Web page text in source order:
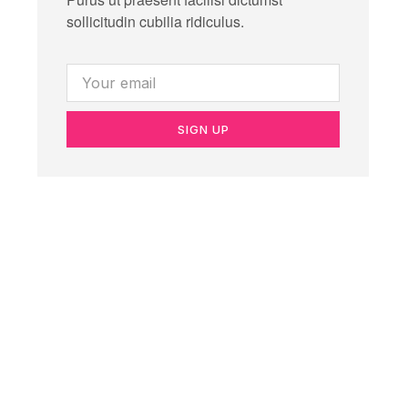
sollicitudin cubilia ridiculus.
SIGN UP